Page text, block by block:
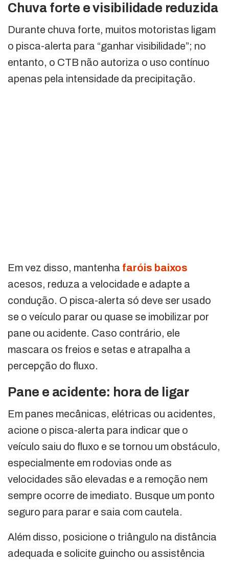
Chuva forte e visibilidade reduzida
Durante chuva forte, muitos motoristas ligam
o pisca-alerta para “ganhar visibilidade”; no
entanto, o CTB não autoriza o uso contínuo
apenas pela intensidade da precipitação.
Em vez disso, mantenha faróis baixos
acesos, reduza a velocidade e adapte a
condução. O pisca-alerta só deve ser usado
se o veículo parar ou quase se imobilizar por
pane ou acidente. Caso contrário, ele
mascara os freios e setas e atrapalha a
percepção do fluxo.
Pane e acidente: hora de ligar
Em panes mecânicas, elétricas ou acidentes,
acione o pisca-alerta para indicar que o
veículo saiu do fluxo e se tornou um obstáculo,
especialmente em rodovias onde as
velocidades são elevadas e a remoção nem
sempre ocorre de imediato. Busque um ponto
seguro para parar e saia com cautela.
Além disso, posicione o triângulo na distância
adequada e solicite guincho ou assistência